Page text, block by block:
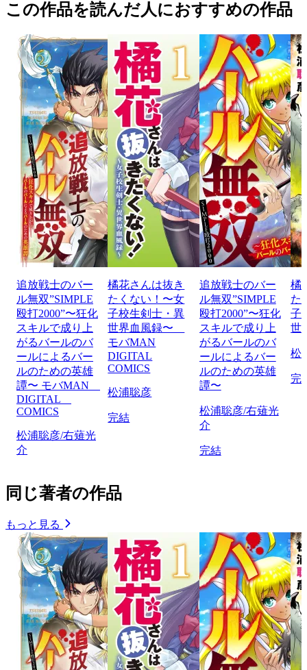
この作品を読んだ人におすすめの作品
追放戦士のバー
ル無双”SIMPLE
殴打2000”〜狂化
スキルで成り上
がるバールのバ
ールによるバー
ルのための英雄
譚〜 モバMAN
DIGITAL
COMICS
松浦聡彦/右薙光
介
橘花さんは抜き
たくない！〜女
子校生剣士・異
世界血風録〜
モバMAN
DIGITAL
COMICS
松浦聡彦
完結
追放戦士のバー
ル無双”SIMPLE
殴打2000”〜狂化
スキルで成り上
がるバールのバ
ールによるバー
ルのための英雄
譚〜
松浦聡彦/右薙光
介
完結
橘
た
子
世
松
完
同じ著者の作品
もっと見る